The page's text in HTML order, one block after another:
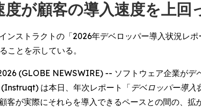
が顧客の導入速度を上回
ンストラクトの「2026年デベロッパー導入状況レ
ことを示している。
(GLOBE NEWSWIRE) -- ソフトウェア企業が
は本日、年次レポート「デベロッパー導
客が実際にそれらを導入できるペースとの間の、